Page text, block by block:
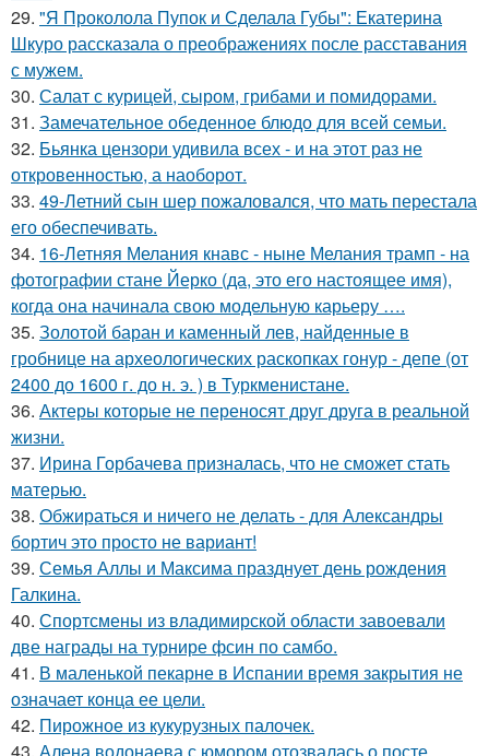
29. "Я Проколола Пупок и Сделала Губы": Екатерина
Шкуро рассказала о преображениях после расставания
с мужем.
30. Салат с курицей, сыром, грибами и помидорами.
31. Замечательное обеденное блюдо для всей семьи.
32. Бьянка цензори удивила всех - и на этот раз не
откровенностью, а наоборот.
33. 49-Летний сын шер пожаловался, что мать перестала
его обеспечивать.
34. 16-Летняя Мелания кнавс - ныне Мелания трамп - на
фотографии стане Йерко (да, это его настоящее имя),
когда она начинала свою модельную карьеру ….
35. Золотой баран и каменный лев, найденные в
гробнице на археологических раскопках гонур - депе (от
2400 до 1600 г. до н. э. ) в Туркменистане.
36. Актеры которые не переносят друг друга в реальной
жизни.
37. Ирина Горбачева призналась, что не сможет стать
матерью.
38. Обжираться и ничего не делать - для Александры
бортич это просто не вариант!
39. Семья Аллы и Максима празднует день рождения
Галкина.
40. Спортсмены из владимирской области завоевали
две награды на турнире фсин по самбо.
41. В маленькой пекарне в Испании время закрытия не
означает конца ее цели.
42. Пирожное из кукурузных палочек.
43. Алена водонаева с юмором отозвалась о посте